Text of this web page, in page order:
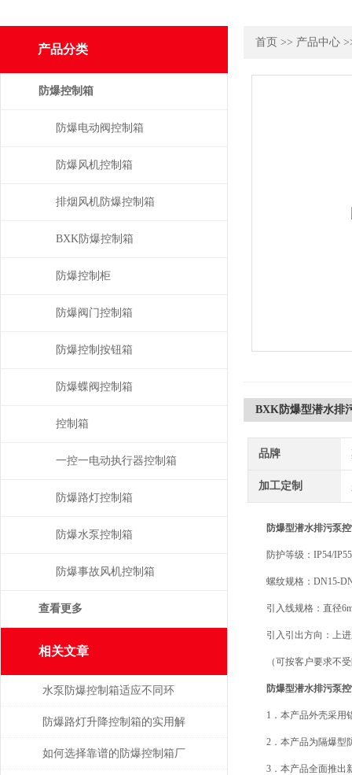
首页 >> 产品中心
BXK防爆型潜水排
品牌
加工定制
防爆型潜水排污泵
防护等级：IP54/
螺纹规格：DN15-
引入线规格：直径
引入引出方向：上进
（可按客户要求不受
防爆型潜水排污泵
1．本产品外壳采用铝
2．本产品为隔爆型
3．本产品全面推出新
产品分类
防爆控制箱
防爆电动阀控制箱
防爆风机控制箱
排烟风机防爆控制箱
BXK防爆控制箱
防爆控制柜
防爆阀门控制箱
防爆控制按钮箱
防爆蝶阀控制箱
控制箱
一控一电动执行器控制箱
防爆路灯控制箱
防爆水泵控制箱
防爆事故风机控制箱
查看更多
相关文章
水泵防爆控制箱适应不同环
境，保障安全运行
防爆路灯升降控制箱的实用解
析
如何选择靠谱的防爆控制箱厂